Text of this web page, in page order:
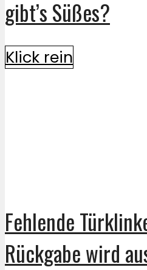
gibt’s Süßes?
Klick rein
Fehlende
Rückgabe wird